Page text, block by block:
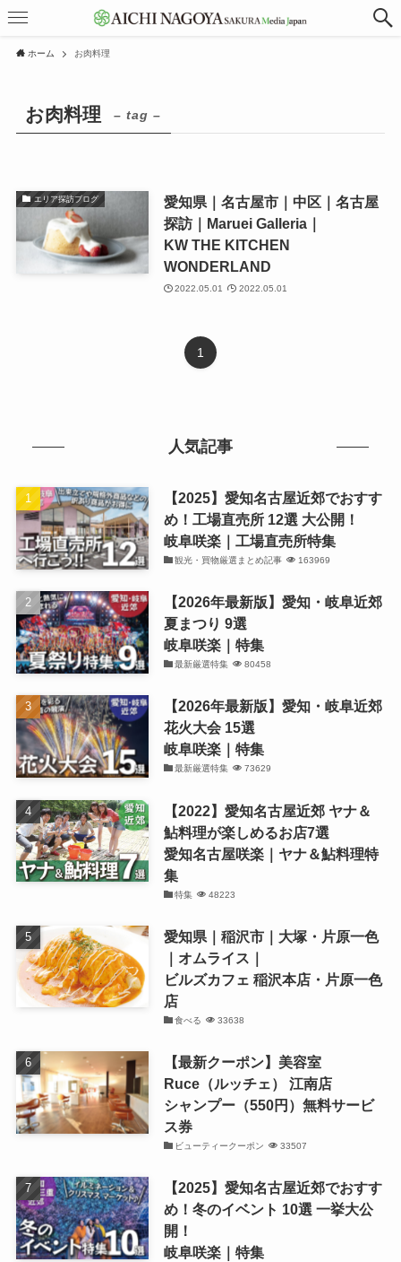
ホーム お肉料理
お肉料理 – tag –
エリア探訪ブログ
愛知県｜名古屋市｜中区｜名古屋
探訪｜Maruei Galleria｜
KW THE KITCHEN
WONDERLAND
2022.05.01 2022.05.01
1
人気記事
【2025】愛知名古屋近郊でおすす
め！工場直売所 12選 大公開！
岐阜咲楽｜工場直売所特集
観光・買物厳選まとめ記事 163969
【2026年最新版】愛知・岐阜近郊
夏まつり 9選
岐阜咲楽｜特集
最新厳選特集 80458
【2026年最新版】愛知・岐阜近郊
花火大会 15選
岐阜咲楽｜特集
最新厳選特集 73629
【2022】愛知名古屋近郊 ヤナ＆
鮎料理が楽しめるお店7選
愛知名古屋咲楽｜ヤナ＆鮎料理特
集
特集 48223
愛知県｜稲沢市｜大塚・片原一色
｜オムライス｜
ビルズカフェ 稲沢本店・片原一色
店
食べる 33638
【最新クーポン】美容室
Ruce（ルッチェ） 江南店
シャンプー（550円）無料サービ
ス券
ビューティークーポン 33507
【2025】愛知名古屋近郊でおすす
め！冬のイベント 10選 一挙大公
開！
岐阜咲楽｜特集